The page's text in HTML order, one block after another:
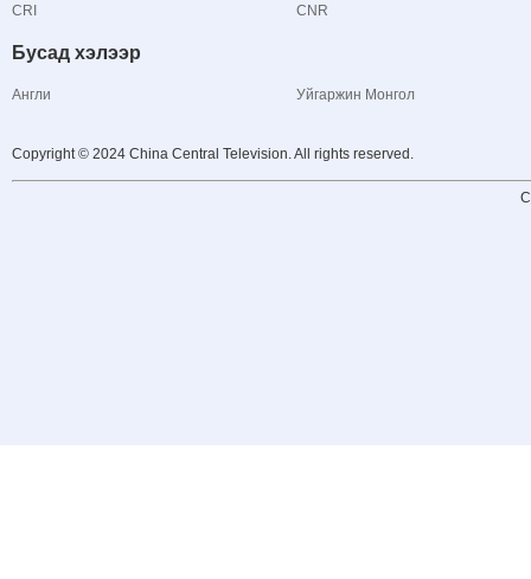
CRI CNR
Бусад хэлээр
Англи Уйгаржин Монгол
Copyright © 2024 China Central Television. All rights reserved.